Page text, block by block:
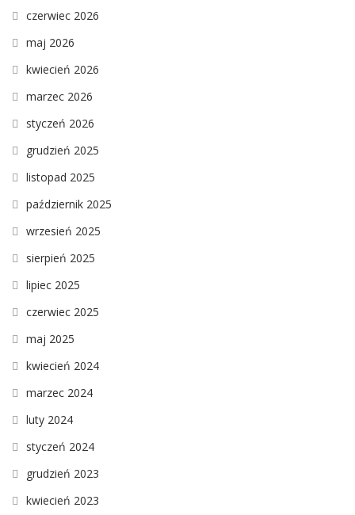
czerwiec 2026
maj 2026
kwiecień 2026
marzec 2026
styczeń 2026
grudzień 2025
listopad 2025
październik 2025
wrzesień 2025
sierpień 2025
lipiec 2025
czerwiec 2025
maj 2025
kwiecień 2024
marzec 2024
luty 2024
styczeń 2024
grudzień 2023
kwiecień 2023